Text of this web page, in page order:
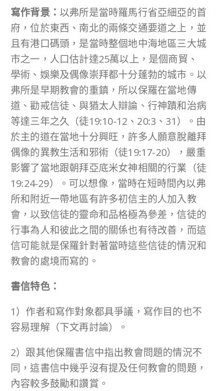
寫作背景： 以弗所是當時羅馬行省亞細亞的首
府，位於東西、南北的兩條交通要道之上，並
且有港口碼頭，是當時整個地中海地區三大城
市之一，人口估計達25萬以上，是個商貿、
學術、娛樂及偶像崇拜都十分蓬勃的城市。以
弗所是早期教會的重鎮，所以保羅在當地傳
道、勸戒信徒、與猶太人辯論、行神蹟和治病
等達三年之久（徒19:10-12、20:3、31）。由
於主的道在當地十分興旺，許多人願意脫離拜
偶像的異教生活和邪術（徒19:17-20），嚴重
影響了當地跟朝拜亞底米女神相關的行業（徒
19:24-29）。可以想像，當時在短時間內以弗
所和附近一帶地區有許多初信主的人加入教
會，以致信徒的靈命和品格極為參差，信徒的
行事為人和彼此之間的關係也有待改善，而這
信可能就是保羅針對著當時這些信徒的情況和
教會的處境而寫的。
書信特色：
1）作者和寫作對象都具爭議，寫作目的也不
容易理解（下文再討論）。
2）跟其他保羅書信中指出教會問題的情況不
同，這書信中幾乎沒有提及任何教會的問題，
內容較多鼓勵和讚賞。